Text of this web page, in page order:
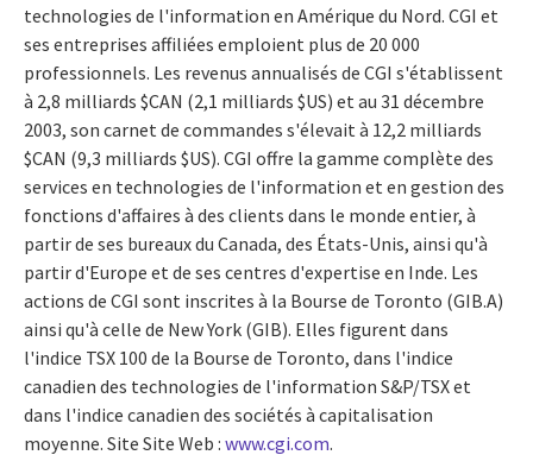
technologies de l'information en Amérique du Nord. CGI et
ses entreprises affiliées emploient plus de 20 000
professionnels. Les revenus annualisés de CGI s'établissent
à 2,8 milliards $CAN (2,1 milliards $US) et au 31 décembre
2003, son carnet de commandes s'élevait à 12,2 milliards
$CAN (9,3 milliards $US). CGI offre la gamme complète des
services en technologies de l'information et en gestion des
fonctions d'affaires à des clients dans le monde entier, à
partir de ses bureaux du Canada, des États-Unis, ainsi qu'à
partir d'Europe et de ses centres d'expertise en Inde. Les
actions de CGI sont inscrites à la Bourse de Toronto (GIB.A)
ainsi qu'à celle de New York (GIB). Elles figurent dans
l'indice TSX 100 de la Bourse de Toronto, dans l'indice
canadien des technologies de l'information S&P/TSX et
dans l'indice canadien des sociétés à capitalisation
moyenne. Site Site Web : www.cgi.com.